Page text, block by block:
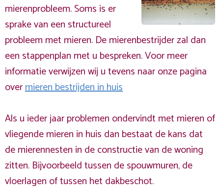
mierenprobleem. Soms is er
sprake van een structureel
probleem met mieren. De mierenbestrijder zal dan
een stappenplan met u bespreken. Voor meer
informatie verwijzen wij u tevens naar onze pagina
overmieren bestrijden in huis
Als u ieder jaar problemen ondervindt met mieren of
vliegende mieren in huis dan bestaat de kans dat
de mierennesten in de constructie van de woning
zitten. Bijvoorbeeld tussen de spouwmuren, de
vloerlagen of tussen het dakbeschot.